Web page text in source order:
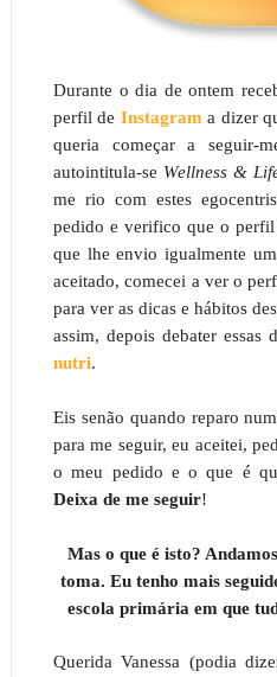
Durante o dia de ontem
perfil de Instagram a dizer
queria começar a seguir-
autointitula-se Wellness &
me rio com estes
pedido e verifico que o
que lhe envio igualmente
aceitado, comecei a ver o
para ver as dicas e hábitos
assim, depois debater essas
nutri.
Eis senão quando reparo
para me seguir, eu aceitei,
o meu pedido e o que é
Deixa de me seguir!
Mas o que é isto?
toma. Eu tenho mais
escola primária em que
Querida Vanessa (podia